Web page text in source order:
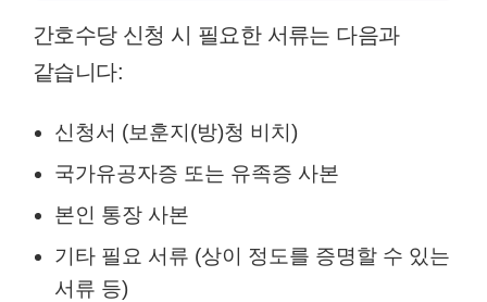
간호수당 신청 시 필요한 서류는 다음과
같습니다:
신청서 (보훈지(방)청 비치)
국가유공자증 또는 유족증 사본
본인 통장 사본
기타 필요 서류 (상이 정도를 증명할 수 있는
서류 등)